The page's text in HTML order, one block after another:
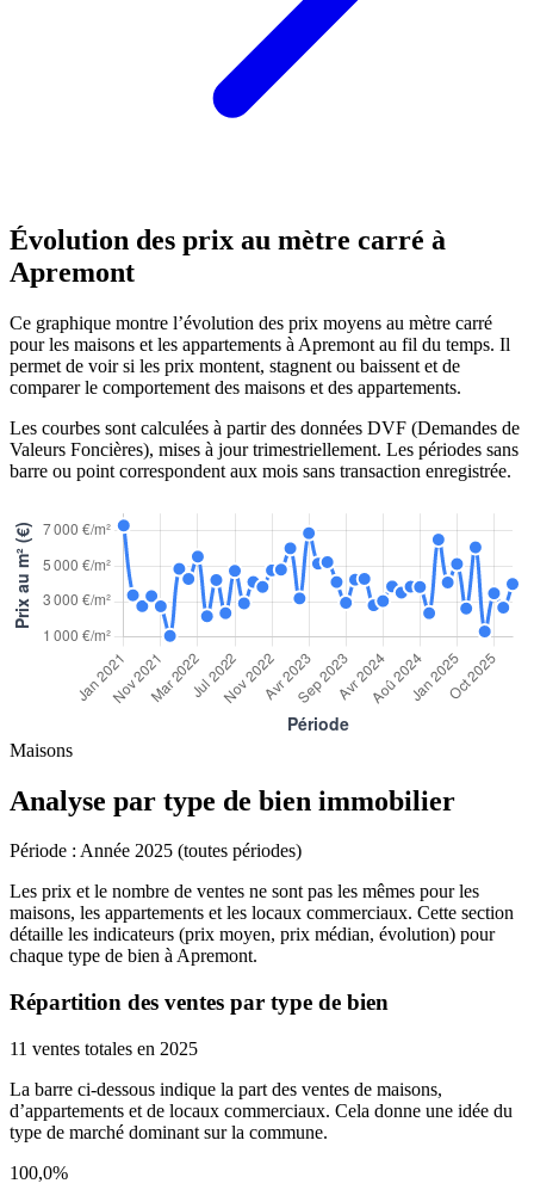
Évolution des prix au mètre carré à
Apremont
Ce graphique montre l’évolution des prix moyens au mètre carré
pour les maisons et les appartements à Apremont au fil du temps. Il
permet de voir si les prix montent, stagnent ou baissent et de
comparer le comportement des maisons et des appartements.
Les courbes sont calculées à partir des données DVF (Demandes de
Valeurs Foncières), mises à jour trimestriellement. Les périodes sans
barre ou point correspondent aux mois sans transaction enregistrée.
Maisons
Analyse par type de bien immobilier
Période : Année 2025 (toutes périodes)
Les prix et le nombre de ventes ne sont pas les mêmes pour les
maisons, les appartements et les locaux commerciaux. Cette section
détaille les indicateurs (prix moyen, prix médian, évolution) pour
chaque type de bien à Apremont.
Répartition des ventes par type de bien
11 ventes totales en 2025
La barre ci-dessous indique la part des ventes de maisons,
d’appartements et de locaux commerciaux. Cela donne une idée du
type de marché dominant sur la commune.
100,0%